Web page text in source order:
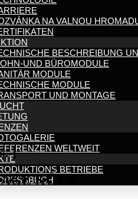
NA VALNOU
BESCHREIBUNG
UND BÜROMODULE
MODULE
MODULE
UND MONTAGE
WELTWEIT
BETRIEBE
]
KÖLN